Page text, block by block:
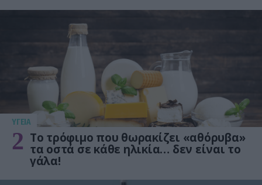
ΥΓΕΙΑ
2 Το τρόφιμο που θωρακίζει «αθόρυβα»
τα οστά σε κάθε ηλικία… δεν είναι το
γάλα!